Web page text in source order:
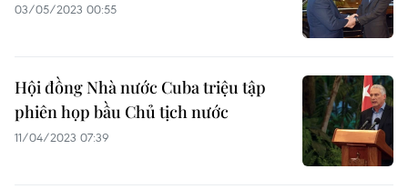
03/05/2023 00:55
Hội đồng Nhà nước Cuba triệu tập
phiên họp bầu Chủ tịch nước
11/04/2023 07:39